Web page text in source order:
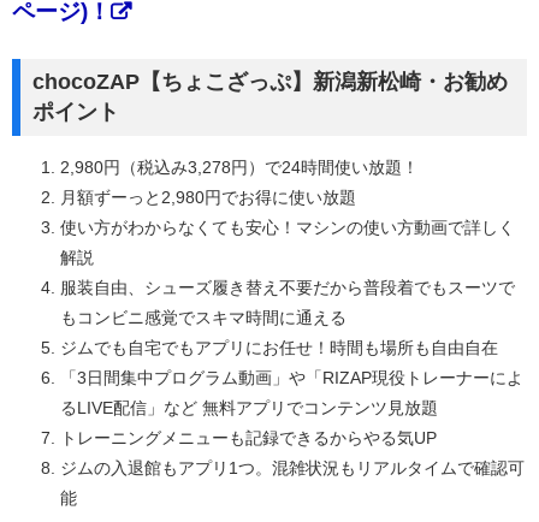
ページ)！
chocoZAP【ちょこざっぷ】新潟新松崎・お勧め
ポイント
2,980円（税込み3,278円）で24時間使い放題！
月額ずーっと2,980円でお得に使い放題
使い方がわからなくても安心！マシンの使い方動画で詳しく
解説
服装自由、シューズ履き替え不要だから普段着でもスーツで
もコンビニ感覚でスキマ時間に通える
ジムでも自宅でもアプリにお任せ！時間も場所も自由自在
「3日間集中プログラム動画」や「RIZAP現役トレーナーによ
るLIVE配信」など 無料アプリでコンテンツ見放題
トレーニングメニューも記録できるからやる気UP
ジムの入退館もアプリ1つ。混雑状況もリアルタイムで確認可
能